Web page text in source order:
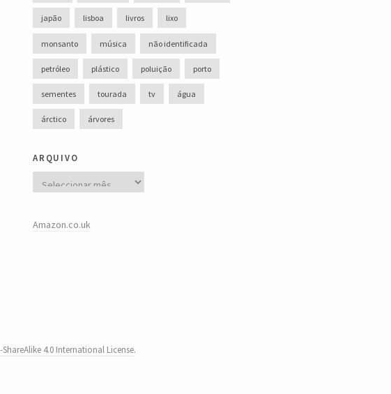
japão lisboa livros lixo
monsanto música não identificada
petróleo plástico poluição porto
sementes tourada tv água
árctico árvores
arquivo
Amazon.co.uk
4.0 International License.